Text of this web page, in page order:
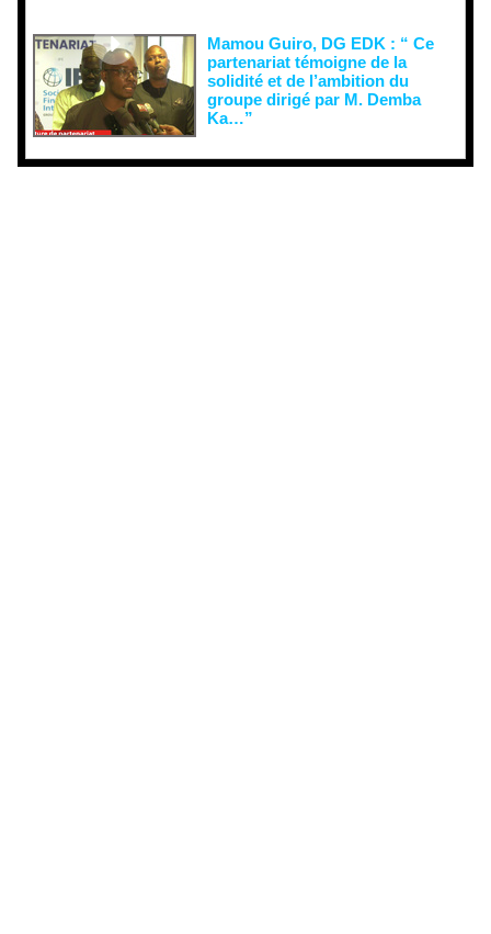
Mamou Guiro, DG EDK : “ Ce
partenariat témoigne de la
solidité et de l’ambition du
groupe dirigé par M. Demba
Ka…”